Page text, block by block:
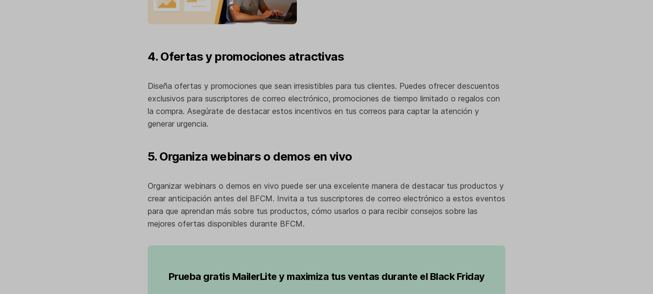
4. Ofertas y promociones atractivas
Diseña ofertas y promociones que sean irresistibles para tus clientes. Puedes ofrecer descuentos
exclusivos para suscriptores de correo electrónico, promociones de tiempo limitado o regalos con
la compra. Asegúrate de destacar estos incentivos en tus correos para captar la atención y
generar urgencia.
5. Organiza webinars o demos en vivo
Organizar webinars o demos en vivo puede ser una excelente manera de destacar tus productos y
crear anticipación antes del BFCM. Invita a tus suscriptores de correo electrónico a estos eventos
para que aprendan más sobre tus productos, cómo usarlos o para recibir consejos sobre las
mejores ofertas disponibles durante BFCM.
Prueba gratis MailerLite y maximiza tus ventas durante el Black Friday